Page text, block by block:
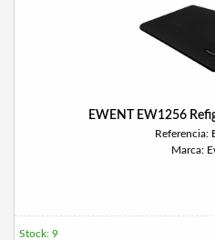
EWENT EW1256
Referencia:
Marca:
Stock: 9